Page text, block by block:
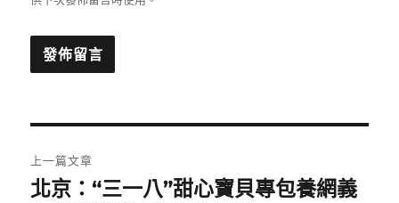
章
上一篇文章
上
北京：“三一八”甜心寶貝專包養網義